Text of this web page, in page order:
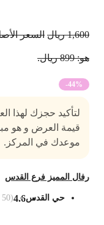
ريال السعر الأصلي هو: 1,600
-44%
لتأكيد حجزك لهذا
قيمة العرض و هو مبلغ
موعدك في المركز.
المميز فرع القدس
حي القدس4.6
(
50